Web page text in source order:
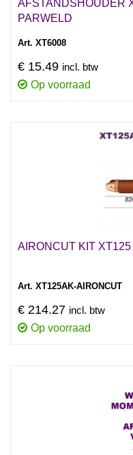
AFSTANDSHOUDER
PARWELD
Art. XT6008
€ 15.49 incl. btw
Op voorraad
AIRONCUT KIT XT125
Art. XT125AK-AIRONCUT
€ 214.27 incl. btw
Op voorraad